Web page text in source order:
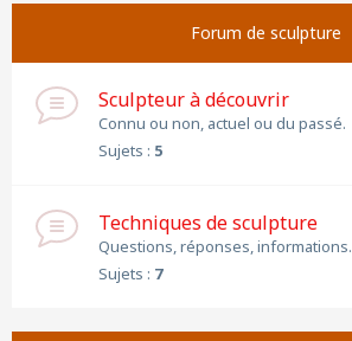
Forum de sculpture
Sculpteur à découvrir
Connu ou non, actuel ou du passé.
Sujets : 5
Techniques de sculpture
Questions, réponses, informations.
Sujets : 7